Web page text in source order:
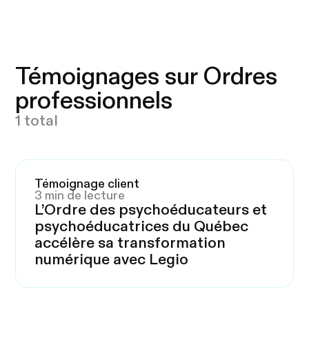
Témoignages sur Ordres
professionnels
1 total
Témoignage client
3 min de lecture
L’Ordre des psychoéducateurs et
psychoéducatrices du Québec
accélère sa transformation
numérique avec Legio